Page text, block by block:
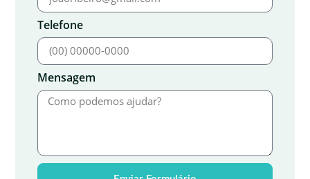
Telefone
Mensagem